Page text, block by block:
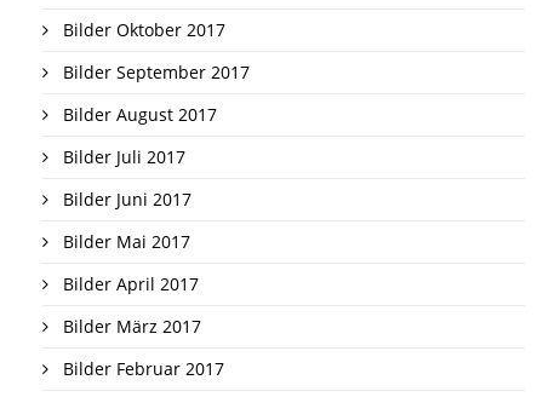
Bilder Oktober 2017
Bilder September 2017
Bilder August 2017
Bilder Juli 2017
Bilder Juni 2017
Bilder Mai 2017
Bilder April 2017
Bilder März 2017
Bilder Februar 2017